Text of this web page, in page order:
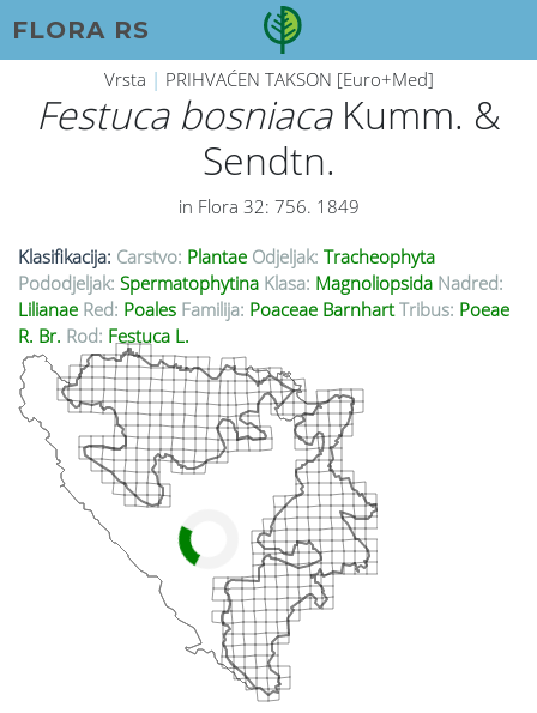
FLORA RS
Vrsta | PRIHVAĆEN TAKSON [Euro+Med]
Festuca bosniacaKumm. &
Sendtn.
in Flora 32: 756. 1849
Klasifikacija: Carstvo: Plantae Odjeljak: Tracheophyta
Pododjeljak: Spermatophytina Klasa: Magnoliopsida Nadred:
Lilianae Red: Poales Familija: Poaceae BarnhartTribus: Poeae
R. Br. Rod: Festuca L.